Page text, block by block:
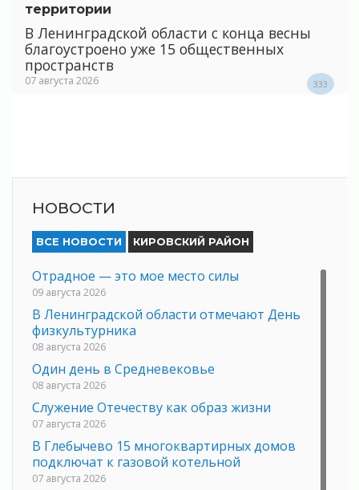
территории
В Ленинградской области с конца весны
благоустроено уже 15 общественных
пространств
07 августа 2026 333
НОВОСТИ
ВСЕ НОВОСТИ КИРОВСКИЙ РАЙОН
Отрадное — это мое место силы
09 августа 2026
В Ленинградской области отмечают День
физкультурника
08 августа 2026
Один день в Средневековье
08 августа 2026
Служение Отечеству как образ жизни
07 августа 2026
В Глебычево 15 многоквартирных домов
подключат к газовой котельной
07 августа 2026